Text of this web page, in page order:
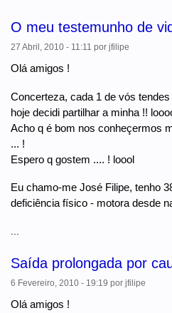
O meu testemunho de
27 Abril, 2010 - 11:11 por jfilipe
Olá amigos !
Concerteza, cada 1 de vós
hoje decidi partilhar a minha !!
Acho q é bom nos conheçermos
... !
Espero q gostem .... ! loool
Eu chamo-me José Filipe, tenho
deficiência físico - motora desde
...
Saída prolongada por
6 Fevereiro, 2010 - 19:19 por jfilipe
Olá amigos !